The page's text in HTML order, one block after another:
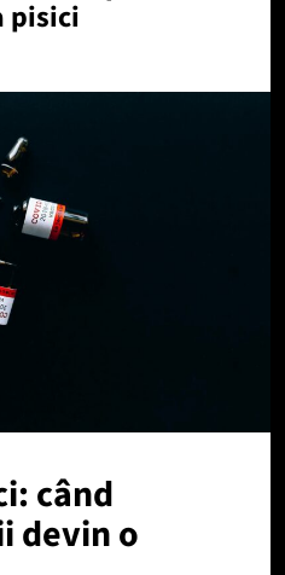
pisici
când
devin o